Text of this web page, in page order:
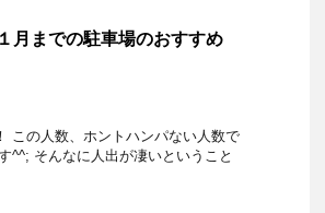
月までの駐車場のおすすめ
この人数、ホントハンパない人数で
^^; そんなに人出が凄いということ